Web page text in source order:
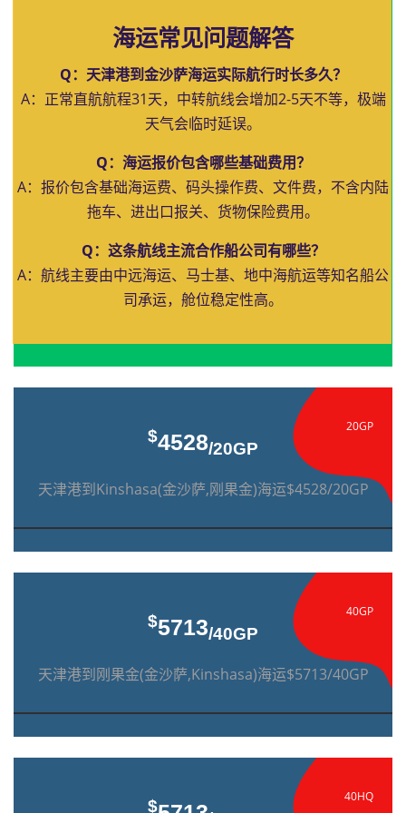
海运常见问题解答
Q：天津港到金沙萨海运实际航行时长多久？
A：正常直航航程31天，中转航线会增加2-5天不等，极端
天气会临时延误。
Q：海运报价包含哪些基础费用？
A：报价包含基础海运费、码头操作费、文件费，不含内陆
拖车、进出口报关、货物保险费用。
Q：这条航线主流合作船公司有哪些？
A：航线主要由中远海运、马士基、地中海航运等知名船公
司承运，舱位稳定性高。
20GP
$4528/20GP
天津港到Kinshasa(金沙萨,刚果金)海运$4528/20GP
40GP
$5713/40GP
天津港到刚果金(金沙萨,Kinshasa)海运$5713/40GP
40HQ
$